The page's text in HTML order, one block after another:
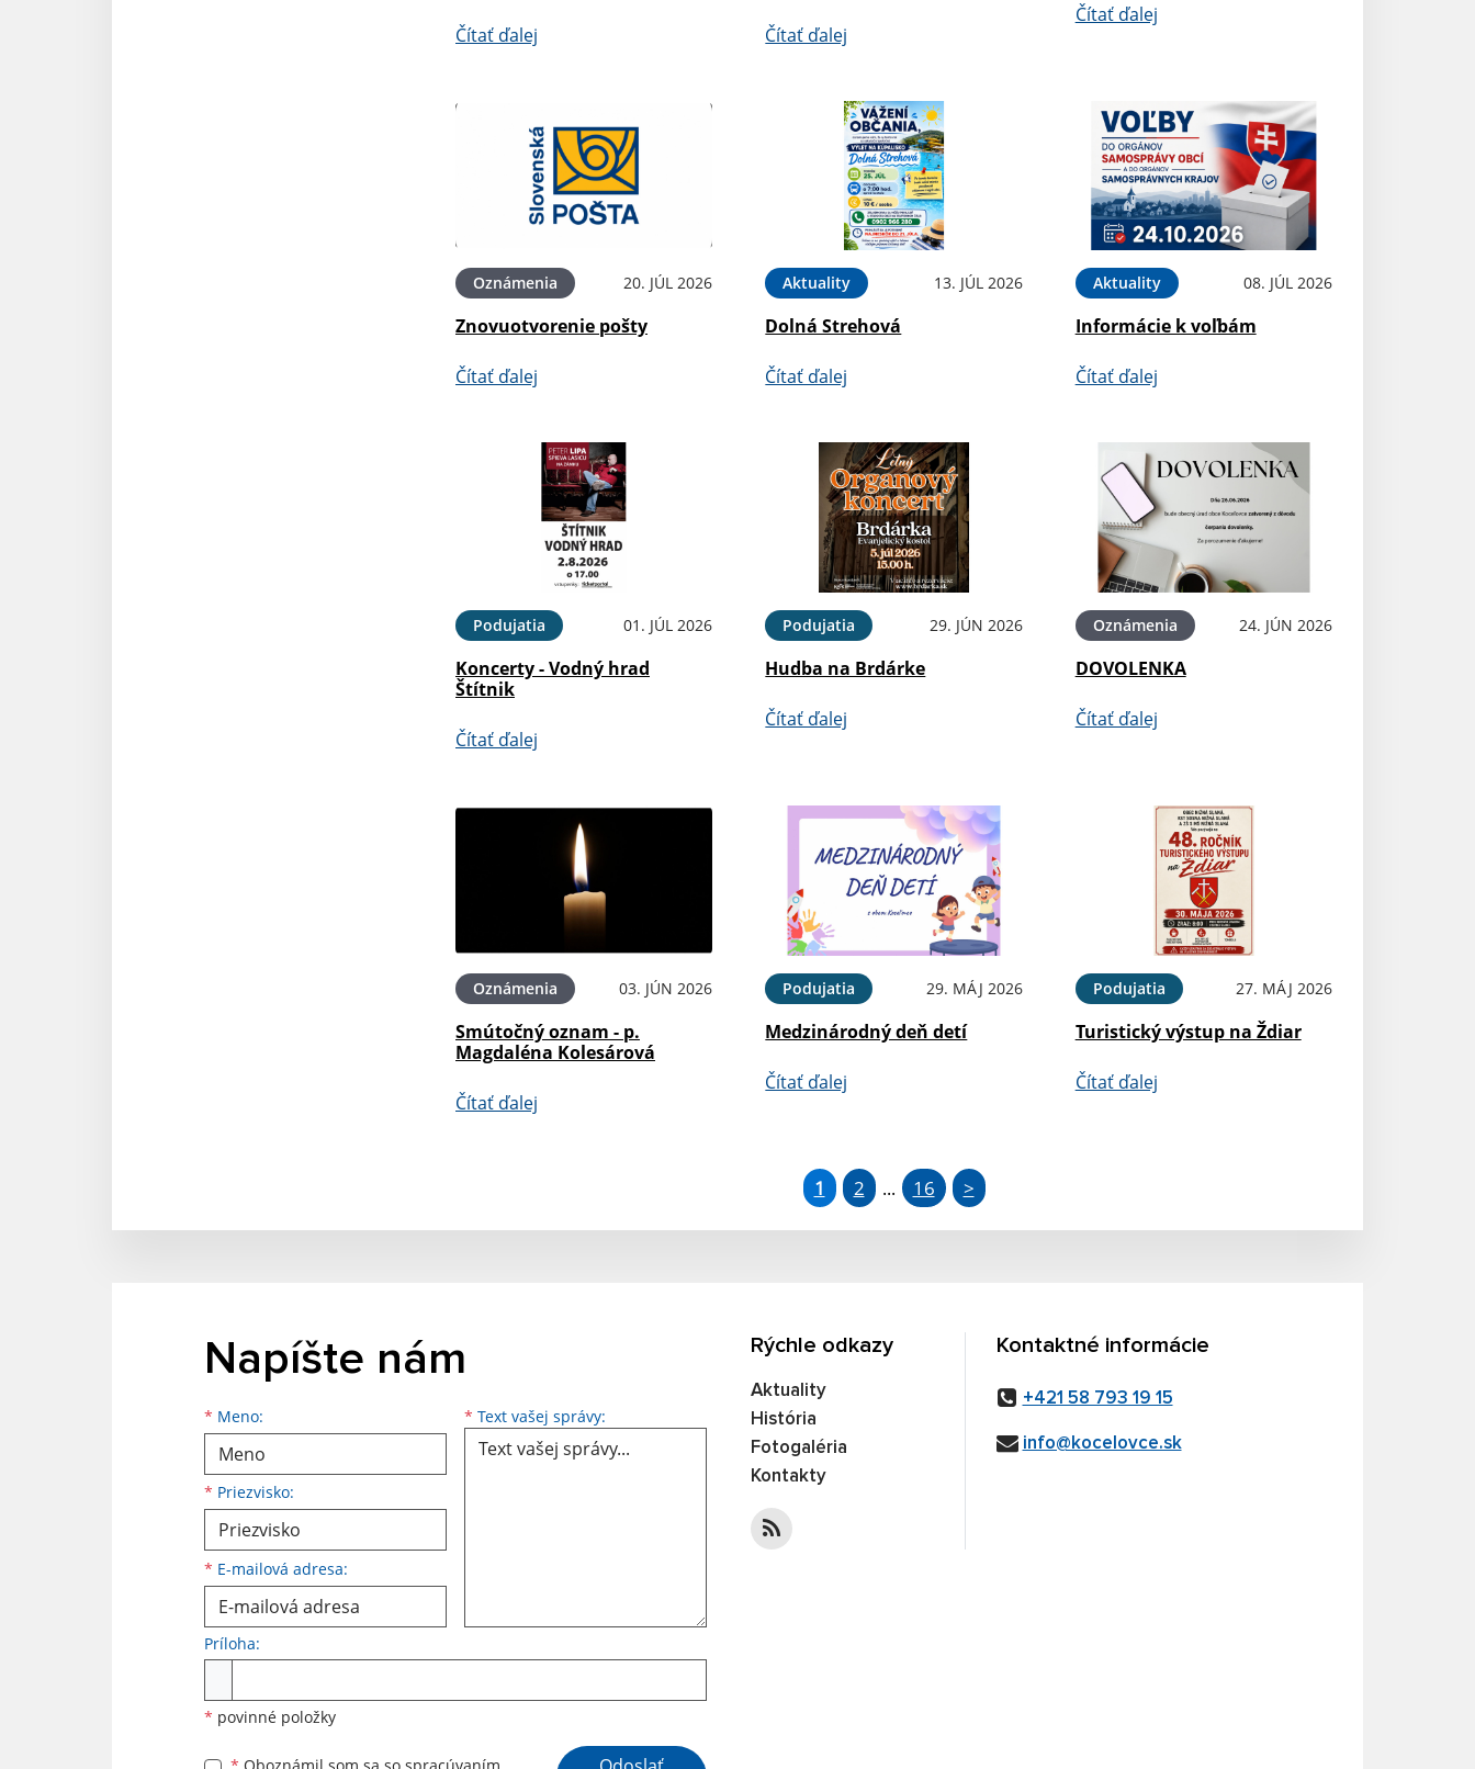
Čítať ďalej Čítať ďalej
Čítať ďalej
Oznámenia 20. JÚL 2026
Znovuotvorenie pošty
Čítať ďalej
Aktuality 13. JÚL 2026
Dolná Strehová
Čítať ďalej
Aktuality 08. JÚL 2026
Informácie k voľbám
Čítať ďalej
Podujatia 01. JÚL 2026
Koncerty - Vodný hrad
Štítnik
Čítať ďalej
Podujatia 29. JÚN 2026
Hudba na Brdárke
Čítať ďalej
Oznámenia 24. JÚN 2026
DOVOLENKA
Čítať ďalej
Oznámenia 03. JÚN 2026
Smútočný oznam - p.
Magdaléna Kolesárová
Čítať ďalej
Podujatia 29. MÁJ 2026
Medzinárodný deň detí
Čítať ďalej
Podujatia 27. MÁJ 2026
Turistický výstup na Ždiar
Čítať ďalej
1 2 ... 16 >
Napíšte nám
* Meno:
Meno
* Priezvisko:
Priezvisko
* E-mailová adresa:
E-mailová adresa * Text vašej správy: Text vašej správy...
Príloha:
* povinné položky
Google reCaptcha Response
Rýchle odkazy
Aktuality
História
Fotogaléria
Kontakty
Kontaktné informácie
+421 58 793 19 15
info@kocelovce.sk